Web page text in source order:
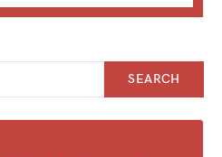
SEARCH